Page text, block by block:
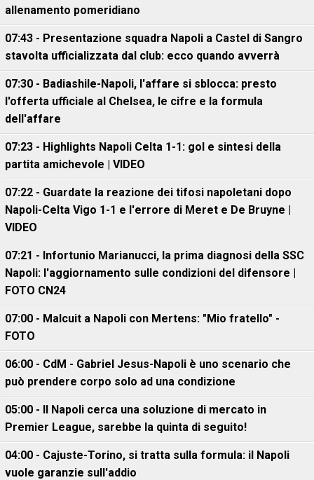
allenamento pomeridiano
07:43 - Presentazione squadra Napoli a Castel di Sangro
stavolta ufficializzata dal club: ecco quando avverrà
07:30 - Badiashile-Napoli, l'affare si sblocca: presto
l'offerta ufficiale al Chelsea, le cifre e la formula
dell'affare
07:23 - Highlights Napoli Celta 1-1: gol e sintesi della
partita amichevole | VIDEO
07:22 - Guardate la reazione dei tifosi napoletani dopo
Napoli-Celta Vigo 1-1 e l'errore di Meret e De Bruyne |
VIDEO
07:21 - Infortunio Marianucci, la prima diagnosi della SSC
Napoli: l'aggiornamento sulle condizioni del difensore |
FOTO CN24
07:00 - Malcuit a Napoli con Mertens: "Mio fratello" -
FOTO
06:00 - CdM - Gabriel Jesus-Napoli è uno scenario che
può prendere corpo solo ad una condizione
05:00 - Il Napoli cerca una soluzione di mercato in
Premier League, sarebbe la quinta di seguito!
04:00 - Cajuste-Torino, si tratta sulla formula: il Napoli
vuole garanzie sull'addio